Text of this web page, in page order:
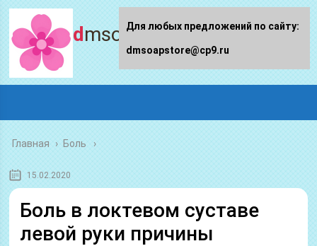
dmsoapstore.ru
Главная › Боль
15.02.2020
Боль в локтевом суставе
левой руки причины
Для любых предложений по сайту:
dmsoapstore@cp9.ru